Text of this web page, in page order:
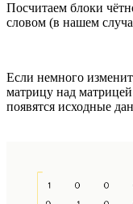
Посчитаем блоки
словом (в нашем
Если немного
матрицу над
появятся исходные